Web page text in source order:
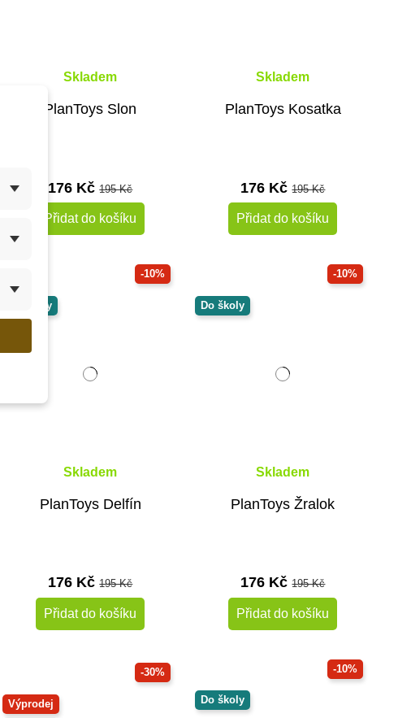
Skladem
PlanToys Slon
176 Kč195 Kč
Přidat do košíku
Skladem
PlanToys Kosatka
176 Kč195 Kč
Přidat do košíku
-10%
Do školy
Skladem
PlanToys Delfín
176 Kč195 Kč
Přidat do košíku
-10%
Do školy
Skladem
PlanToys Žralok
176 Kč195 Kč
Přidat do košíku
-30%
Výprodej
-10%
Do školy